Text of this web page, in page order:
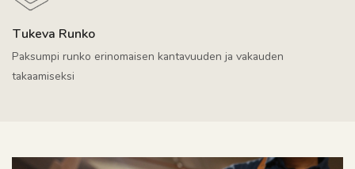
Tukeva Runko
Paksumpi runko erinomaisen kantavuuden ja vakauden
takaamiseksi